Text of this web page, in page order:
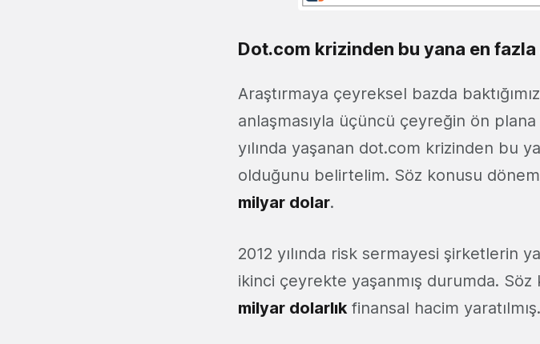
Dot.com krizinden bu yana en fazla
Araştırmaya çeyreksel bazda
anlaşmasıyla üçüncü çeyreğin ön plana
yılında yaşanan dot.com krizinden bu
olduğunu belirtelim. Söz konusu
milyar dolar.
2012 yılında risk sermayesi şirketlerin
ikinci çeyrekte yaşanmış durumda.
milyar dolarlıkfinansal hacim yaratılmış.